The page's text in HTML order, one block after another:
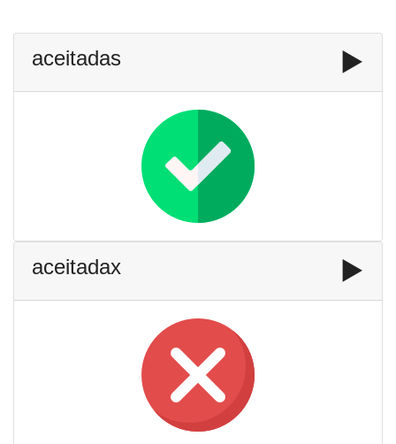
aceitadas ▶️
aceitadax ▶️